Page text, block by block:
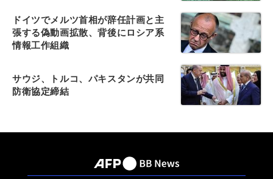
ドイツでメルツ首相が辞任計画と主
張する偽動画拡散、背後にロシア系
情報工作組織
サウジ、トルコ、パキスタンが共同
防衛協定締結